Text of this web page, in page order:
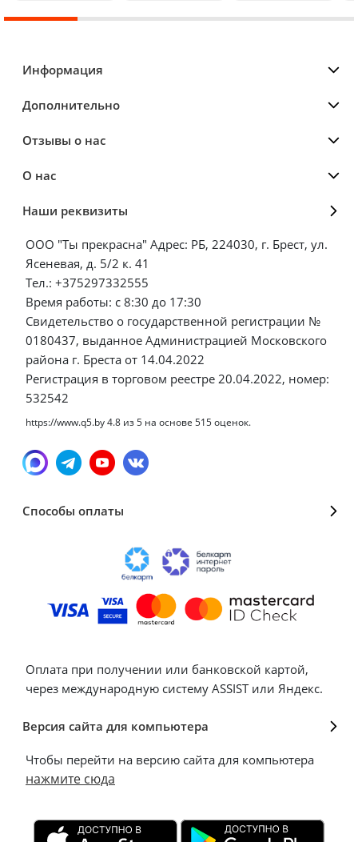
Информация
Дополнительно
Отзывы о нас
О нас
Наши реквизиты
ООО "Ты прекрасна" Адрес: РБ, 224030, г. Брест, ул.
Ясеневая, д. 5/2 к. 41
Тел.: +375297332555
Время работы: с 8:30 до 17:30
Свидетельство о государственной регистрации №
0180437, выданное Администрацией Московского
района г. Бреста от 14.04.2022
Регистрация в торговом реестре 20.04.2022, номер:
532542
https://www.q5.by4.8 из5 на основе 515оценок.
Способы оплаты
Оплата при получении или банковской картой,
через международную систему ASSIST или Яндекс.
Версия сайта для компьютера
Чтобы перейти на версию сайта для компьютера
нажмите сюда